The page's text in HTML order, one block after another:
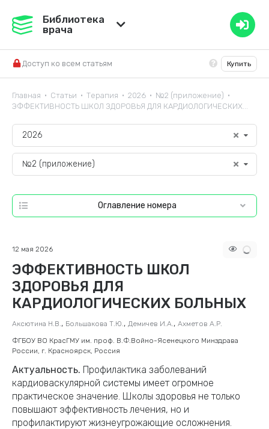
Медвестник
Справочник ЛС
Библиотека
врача
Доступ ко всем статьям Купить
Главная • Статьи • Терапия • 2026 • №2 (приложение) •
ЭФФЕКТИВНОСТЬ ШКОЛ ЗДОРОВЬЯ ДЛЯ КАРДИОЛОГИЧЕСКИХ...
2026
№2 (приложение)
Оглавление номера
ЭФФЕКТИВНОСТЬ ШКОЛ
ЗДОРОВЬЯ ДЛЯ
КАРДИОЛОГИЧЕСКИХ БОЛЬНЫХ
12 мая 2026
ФГБОУ ВО КрасГМУ им. проф. В.Ф.Войно-Ясенецкого Минздрава
России, г. Красноярск, Россия
Актуальность. Профилактика заболеваний
кардиоваскулярной системы имеет огромное
практическое значение. Школы здоровья не только
повышают эффективность лечения, но и
профилактируют жизнеугрожающие осложнения.
Аксютина Н.В., Большакова Т.Ю., Демичев И.А., Ахметов А.Р.